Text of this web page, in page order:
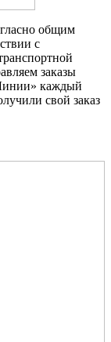
общим
с
заказы
каждый
свой заказ